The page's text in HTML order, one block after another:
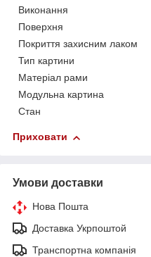
Виконання
Поверхня
Покриття захисним лаком
Тип картини
Матеріал рами
Модульна картина
Стан
Приховати
Умови доставки
Нова Пошта
Доставка Укрпоштой
Транспортна компанія